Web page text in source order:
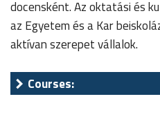
docensként. Az oktatási és
az Egyetem és a Kar
aktívan szerepet vállalok.
Courses: